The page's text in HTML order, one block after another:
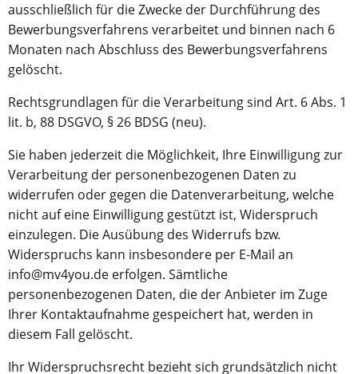
ausschließlich für die Zwecke der Durchführung des
Bewerbungsverfahrens verarbeitet und binnen nach 6
Monaten nach Abschluss des Bewerbungsverfahrens
gelöscht.
Rechtsgrundlagen für die Verarbeitung sind Art. 6 Abs. 1
lit. b, 88 DSGVO, § 26 BDSG (neu).
Sie haben jederzeit die Möglichkeit, Ihre Einwilligung zur
Verarbeitung der personenbezogenen Daten zu
widerrufen oder gegen die Datenverarbeitung, welche
nicht auf eine Einwilligung gestützt ist, Widerspruch
einzulegen. Die Ausübung des Widerrufs bzw.
Widerspruchs kann insbesondere per E-Mail an
info@mv4you.de erfolgen. Sämtliche
personenbezogenen Daten, die der Anbieter im Zuge
Ihrer Kontaktaufnahme gespeichert hat, werden in
diesem Fall gelöscht.
Ihr Widerspruchsrecht bezieht sich grundsätzlich nicht